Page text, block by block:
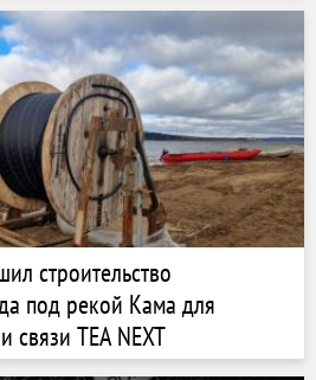
строительство
под рекой Кама для
связи TEA NEXT